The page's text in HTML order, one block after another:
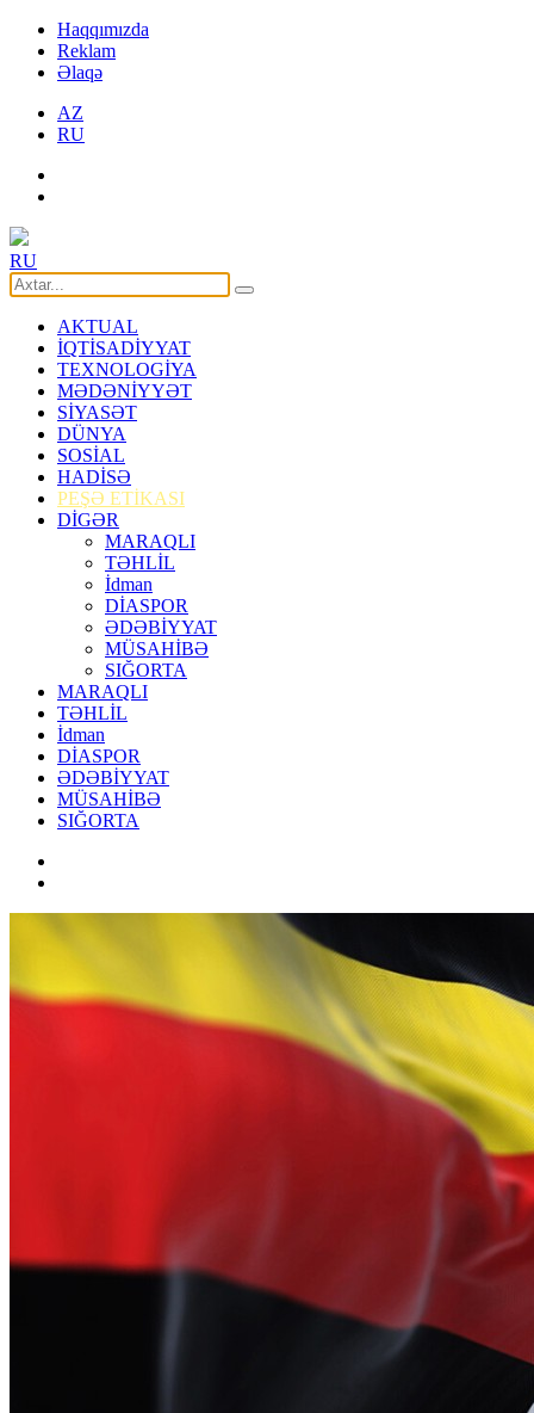
Haqqımızda
Reklam
Əlaqə
AZ
RU
RU
AKTUAL
İQTİSADİYYAT
TEXNOLOGİYA
MƏDƏNİYYƏT
SİYASƏT
DÜNYA
SOSİAL
HADİSƏ
PEŞƏ ETİKASI
DİGƏR
MARAQLI
TƏHLİL
İdman
DİASPOR
ƏDƏBİYYAT
MÜSAHİBƏ
SIĞORTA
MARAQLI
TƏHLİL
İdman
DİASPOR
ƏDƏBİYYAT
MÜSAHİBƏ
SIĞORTA